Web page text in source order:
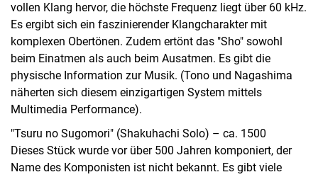
vollen Klang hervor, die höchste Frequenz liegt über 60 kHz.
Es ergibt sich ein faszinierender Klangcharakter mit
komplexen Obertönen. Zudem ertönt das "Sho" sowohl
beim Einatmen als auch beim Ausatmen. Es gibt die
physische Information zur Musik. (Tono und Nagashima
näherten sich diesem einzigartigen System mittels
Multimedia Performance).
"Tsuru no Sugomori" (Shakuhachi Solo) – ca. 1500
Dieses Stück wurde vor über 500 Jahren komponiert, der
Name des Komponisten ist nicht bekannt. Es gibt viele